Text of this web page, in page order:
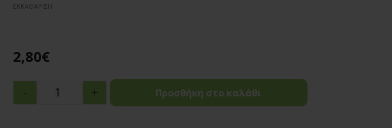
ΕΚΚΑΘΆΡΙΣΗ
2,80€
- + Προσθήκη στο καλάθι